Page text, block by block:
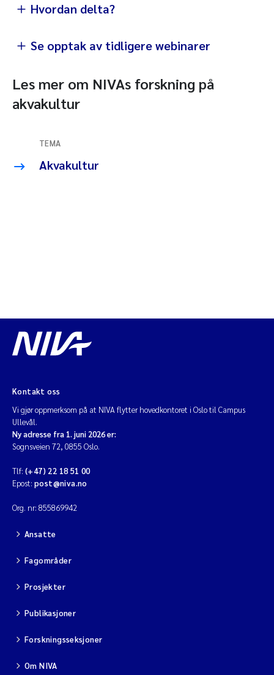
Hvordan delta?
temaside om akvakultur
Se opptak av tidligere webinarer
Les mer om NIVAs forskning på
akvakultur
TEMA
Akvakultur
Kontakt oss
Vi gjør oppmerksom på at NIVA flytter hovedkontoret i Oslo til Campus
Ullevål.
Ny adresse fra 1. juni 2026 er:
Sognsveien 72, 0855 Oslo.
Tlf: (+47) 22 18 51 00
Epost: post@niva.no
Org. nr: 855869942
Ansatte
Fagområder
Prosjekter
Publikasjoner
Forskningsseksjoner
Om NIVA